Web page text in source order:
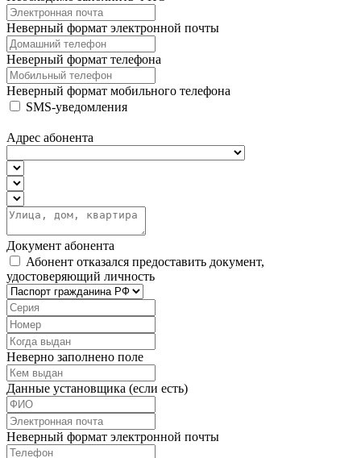
Неверный формат электронной почты
Неверный формат телефона
Неверный формат мобильного телефона
SMS-уведомления
Адрес абонента
Документ абонента
Абонент отказался предоставить документ,
удостоверяющий личность
Неверно заполнено поле
Данные установщика (если есть)
Неверный формат электронной почты